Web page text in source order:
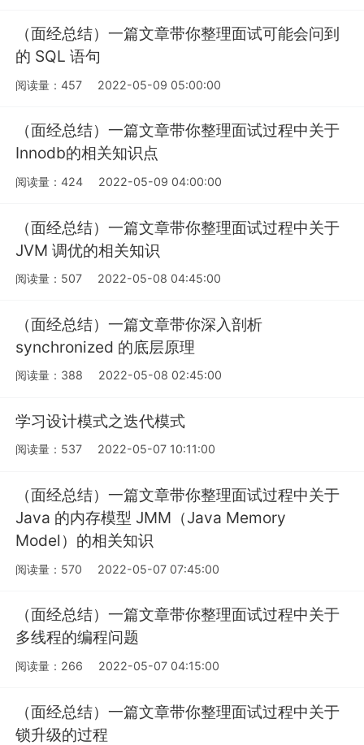
（面经总结）一篇文章带你整理面试可能会问到
的 SQL 语句
阅读量：457 2022-05-09 05:00:00
（面经总结）一篇文章带你整理面试过程中关于
Innodb的相关知识点
阅读量：424 2022-05-09 04:00:00
（面经总结）一篇文章带你整理面试过程中关于
JVM 调优的相关知识
阅读量：507 2022-05-08 04:45:00
（面经总结）一篇文章带你深入剖析
synchronized 的底层原理
阅读量：388 2022-05-08 02:45:00
学习设计模式之迭代模式
阅读量：537 2022-05-07 10:11:00
（面经总结）一篇文章带你整理面试过程中关于
Java 的内存模型 JMM（Java Memory
Model）的相关知识
阅读量：570 2022-05-07 07:45:00
（面经总结）一篇文章带你整理面试过程中关于
多线程的编程问题
阅读量：266 2022-05-07 04:15:00
（面经总结）一篇文章带你整理面试过程中关于
锁升级的过程